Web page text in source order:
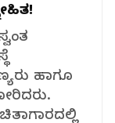
ಹಾಗೂ